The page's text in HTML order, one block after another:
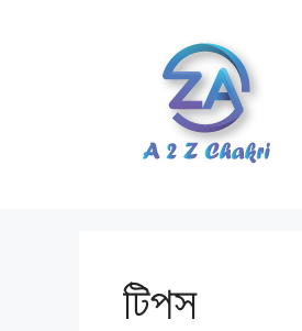
টিপস